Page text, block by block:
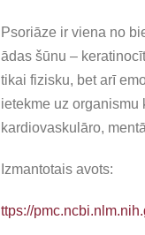
Psoriāze ir viena no
ādas šūnu –
tikai fizisku, bet arī
ietekme uz organismu
kardiovaskulāro,
Izmantotais avots:
ttps://